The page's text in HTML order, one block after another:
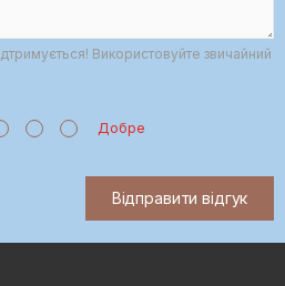
Використовуйте звичайний
Добре
Відправити відгук